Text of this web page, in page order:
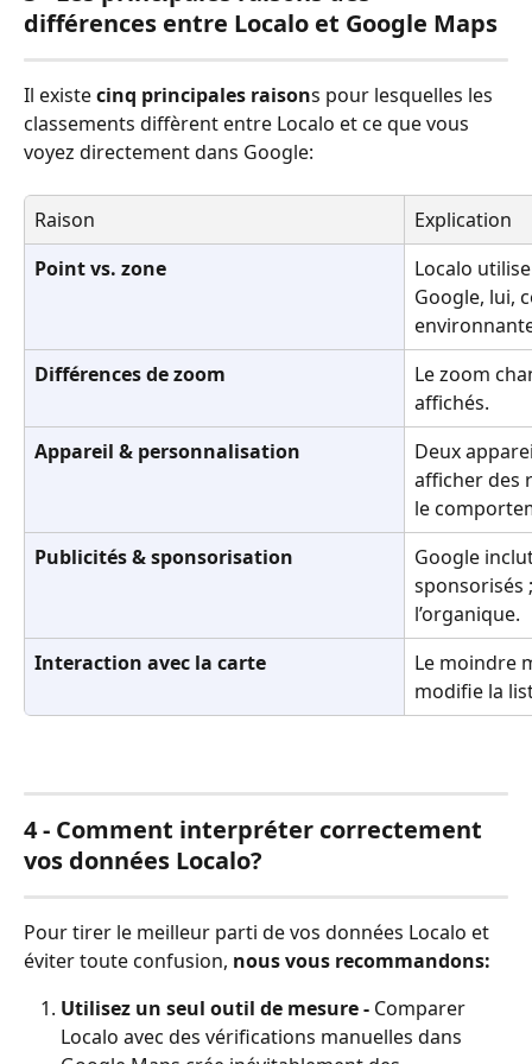
différences entre Localo et Google Maps
Il existe cinq principales raisons pour lesquelles les
classements diffèrent entre Localo et ce que vous
voyez directement dans Google:
Raison
Explication
Point vs. zone
Localo
Google, lui,
Différences de zoom
Le zoom
affichés.
Appareil & personnalisation
Deux
afficher des
le
Publicités & sponsorisation
Google
sponsorisés
l’organique.
Interaction avec la carte
Le moindre
modifie la
4 - Comment interpréter correctement
vos données Localo?
Pour tirer le meilleur parti de vos données Localo et
éviter toute confusion, nous vous recommandons:
Utilisez un seul outil de mesure - Comparer
Localo avec des vérifications manuelles dans